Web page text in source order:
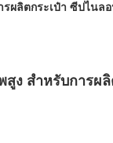
รผลิตกระเป๋า ซีปไนล
ง สําหรับการผลิ